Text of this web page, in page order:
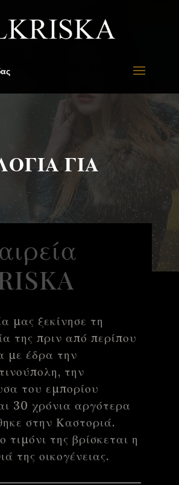
ΓΙΑ
μας ξεκίνησε τη
της πριν από περίπου
με έδρα την
την
του εμπορίου
30 χρόνια αργότερα
στην Καστοριά.
τιμόνι της βρίσκεται η
της οικογένειας.